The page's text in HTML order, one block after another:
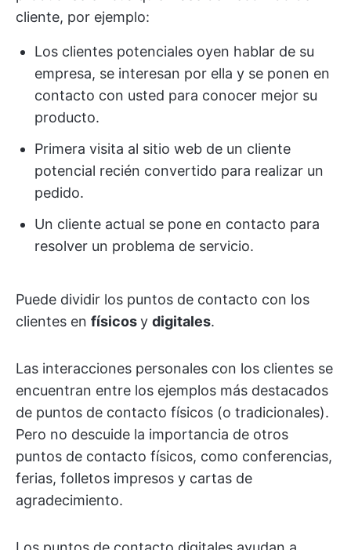
cliente, por ejemplo:
Los clientes potenciales oyen hablar de su
empresa, se interesan por ella y se ponen en
contacto con usted para conocer mejor su
producto.
Primera visita al sitio web de un cliente
potencial recién convertido para realizar un
pedido.
Un cliente actual se pone en contacto para
resolver un problema de servicio.
Puede dividir los puntos de contacto con los
clientes en físicosy digitales.
Las interacciones personales con los clientes se
encuentran entre los ejemplos más destacados
de puntos de contacto físicos (o tradicionales).
Pero no descuide la importancia de otros
puntos de contacto físicos, como conferencias,
ferias, folletos impresos y cartas de
agradecimiento.